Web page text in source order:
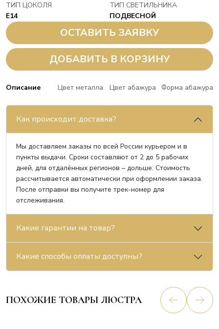
ТИП ЦОКОЛЯ
E14
ТИП СВЕТИЛЬНИКА
ПОДВЕСНОЙ
ОСТАВИТЬ ЗАЯВКУ
ДОБАВИТЬ В КОРЗИНУ
Описание Цвет металла Цвет абажура Форма абажура
Как происходит доставка?
Мы доставляем заказы по всей России курьером и в
пункты выдачи. Сроки составляют от 2 до 5 рабочих
дней, для отдалённых регионов – дольше. Стоимость
рассчитывается автоматически при оформлении заказа.
После отправки вы получите трек-номер для
отслеживания.
Какие гарантии на товар?
Какие способы оплаты доступны?
ПОХОЖИЕ ТОВАРЫ ЛЮСТРА